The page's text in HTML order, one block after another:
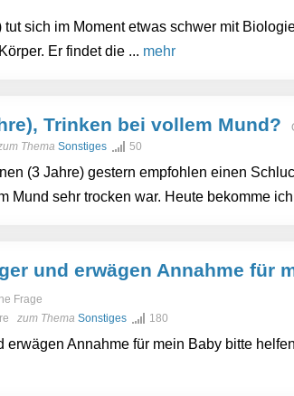
tut sich im Moment etwas schwer mit
Er findet die ... mehr
Trinken bei vollem Mund?
Thema Sonstiges 50
(3 Jahre) gestern empfohlen einen
Mund sehr trocken war. Heute bekomme ich
und erwägen Annahme für
Frage
zum Thema Sonstiges 180
erwägen Annahme für mein Baby bitte